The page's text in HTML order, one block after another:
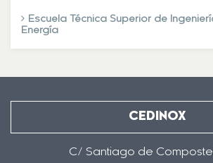
Escuela Técnica Superior de
Energía
CEDINOX
C/ Santiago de